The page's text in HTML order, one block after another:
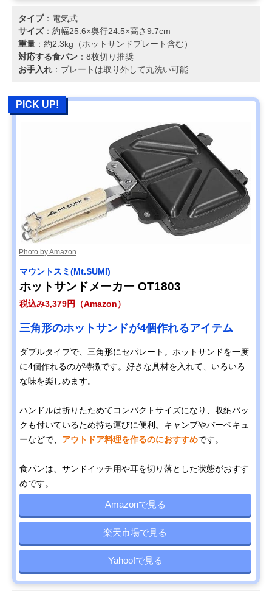
タイプ：電気式
サイズ：約幅25.6×奥行24.5×高さ9.7cm
重量 ：約2.3kg（ホットサンドプレート含む）
対応する食パン ：8枚切り推奨
お手入れ ：プレートは取り外して丸洗い可能
PICK UP!
Photo by Amazon
‎マウントスミ(Mt.SUMI)
ホットサンドメーカー OT1803
税込み3,379円（Amazon）
三角形のホットサンドが4個作れるアイテム
ダブルタイプで、三角形にセパレート。ホットサンドを一度
に4個作れるのが特徴です。好きな具材を入れて、いろいろ
な味を楽しめます。
ハンドルは折りたためてコンパクトサイズになり、収納バッ
クも付いているため持ち運びに便利。キャンプやバーベキュ
ーなどで、 アウトドア料理を作るのにおすすめです。
食パンは、サンドイッチ用や耳を切り落とした状態がおすす
めです。
Amazonで見る
楽天市場で見る
Yahoo!で見る